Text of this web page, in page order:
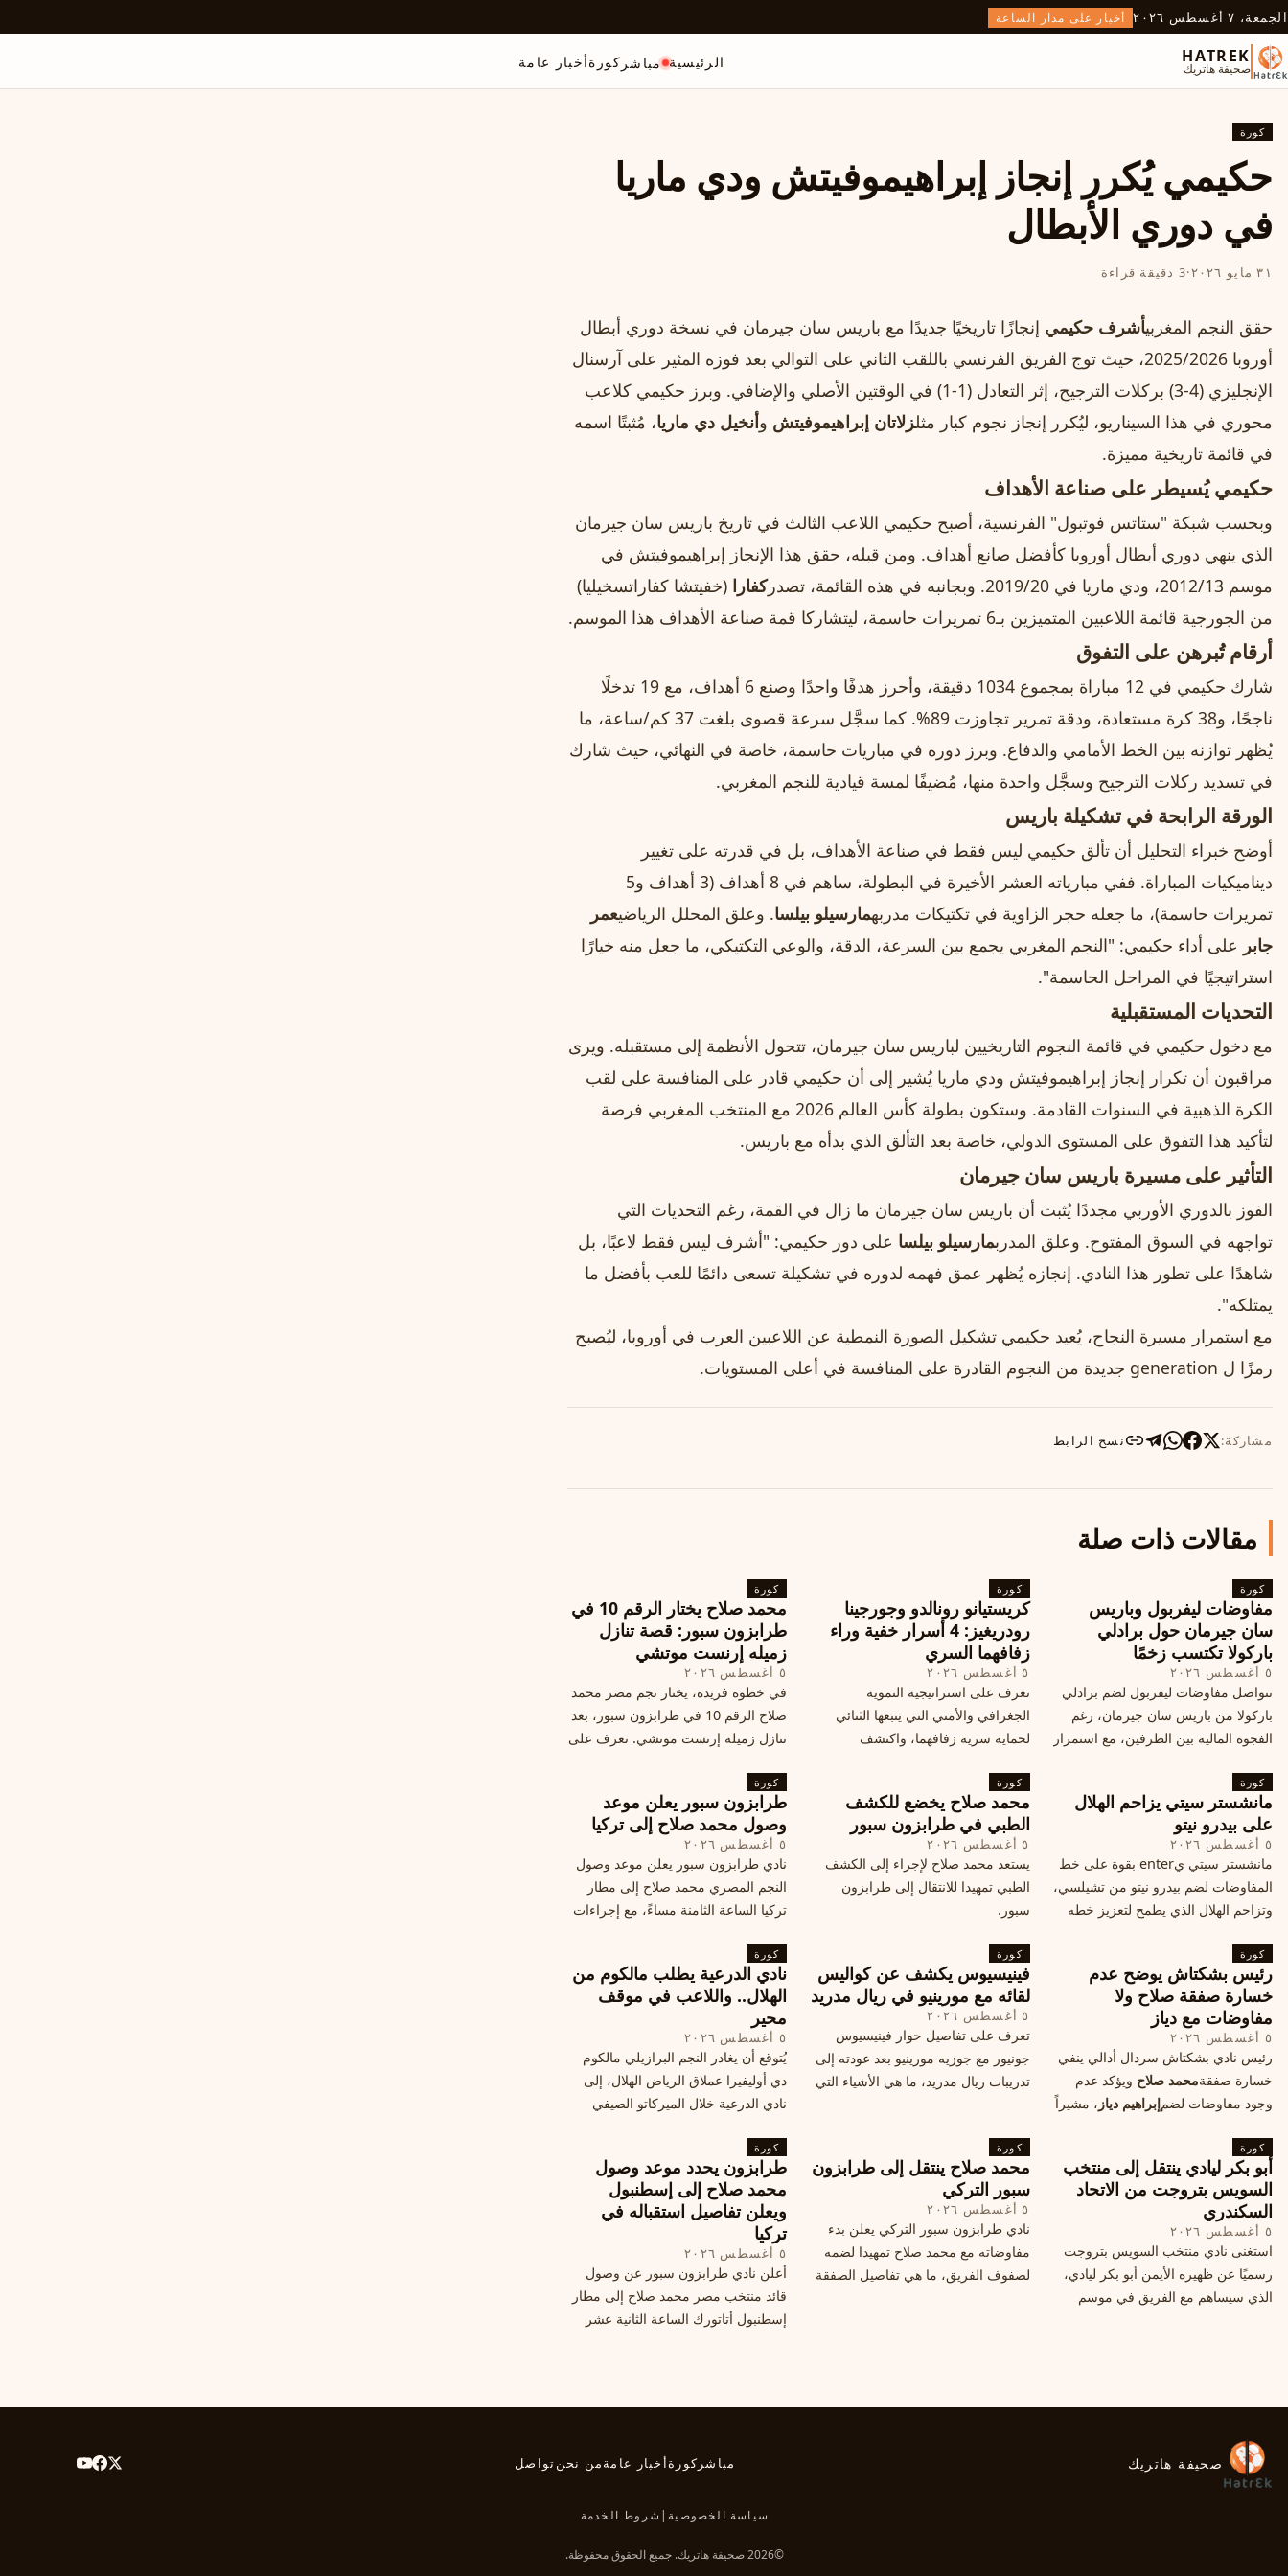
الجمعة، ٧ أغسطس ٢٠٢٦ أخبار على مدار الساعة
HATREK
صحيفة هاتريك الرئيسية مباشر كورةأخبار عامة
كورة
حكيمي يُكرر إنجاز إبراهيموفيتش ودي ماريا
في دوري الأبطال
٣١ مايو ٢٠٢٦ ·3 دقيقة قراءة
حقق النجم المغربيأشرف حكيمي إنجازًا تاريخيًا جديدًا مع باريس سان جيرمان في نسخة دوري أبطال
أوروبا 2025/2026، حيث توج الفريق الفرنسي باللقب الثاني على التوالي بعد فوزه المثير على آرسنال
الإنجليزي (4-3) بركلات الترجيح، إثر التعادل (1-1) في الوقتين الأصلي والإضافي. وبرز حكيمي كلاعب
محوري في هذا السيناريو، ليُكرر إنجاز نجوم كبار مثلزلاتان إبراهيموفيتش وأنخيل دي ماريا، مُثبتًا اسمه
في قائمة تاريخية مميزة.
حكيمي يُسيطر على صناعة الأهداف
وبحسب شبكة "ستاتس فوتبول" الفرنسية، أصبح حكيمي اللاعب الثالث في تاريخ باريس سان جيرمان
الذي ينهي دوري أبطال أوروبا كأفضل صانع أهداف. ومن قبله، حقق هذا الإنجاز إبراهيموفيتش في
موسم 2012/13، ودي ماريا في 2019/20. وبجانبه في هذه القائمة، تصدر
كفارا (خفيتشا كفاراتسخيليا)
من الجورجية قائمة اللاعبين المتميزين بـ6 تمريرات حاسمة، ليتشاركا قمة صناعة الأهداف هذا الموسم.
أرقام تُبرهن على التفوق
شارك حكيمي في 12 مباراة بمجموع 1034 دقيقة، وأحرز هدفًا واحدًا وصنع 6 أهداف، مع 19 تدخلًا
ناجحًا، و38 كرة مستعادة، ودقة تمرير تجاوزت 89%. كما سجَّل سرعة قصوى بلغت 37 كم/ساعة، ما
يُظهر توازنه بين الخط الأمامي والدفاع. وبرز دوره في مباريات حاسمة، خاصة في النهائي، حيث شارك
في تسديد ركلات الترجيح وسجَّل واحدة منها، مُضيفًا لمسة قيادية للنجم المغربي.
الورقة الرابحة في تشكيلة باريس
أوضح خبراء التحليل أن تألق حكيمي ليس فقط في صناعة الأهداف، بل في قدرته على تغيير
ديناميكيات المباراة. ففي مبارياته العشر الأخيرة في البطولة، ساهم في 8 أهداف (3 أهداف و5
تمريرات حاسمة)، ما جعله حجر الزاوية في تكتيكات مدربهمارسيلو بيلسا. وعلق المحلل الرياضيعمر
جابر على أداء حكيمي: "النجم المغربي يجمع بين السرعة، الدقة، والوعي التكتيكي، ما جعل منه خيارًا
استراتيجيًا في المراحل الحاسمة".
التحديات المستقبلية
مع دخول حكيمي في قائمة النجوم التاريخيين لباريس سان جيرمان، تتحول الأنظمة إلى مستقبله. ويرى
مراقبون أن تكرار إنجاز إبراهيموفيتش ودي ماريا يُشير إلى أن حكيمي قادر على المنافسة على لقب
الكرة الذهبية في السنوات القادمة. وستكون بطولة كأس العالم 2026 مع المنتخب المغربي فرصة
لتأكيد هذا التفوق على المستوى الدولي، خاصة بعد التألق الذي بدأه مع باريس.
التأثير على مسيرة باريس سان جيرمان
الفوز بالدوري الأوربي مجددًا يُثبت أن باريس سان جيرمان ما زال في القمة، رغم التحديات التي
تواجهه في السوق المفتوح. وعلق المدربمارسيلو بيلسا على دور حكيمي: "أشرف ليس فقط لاعبًا، بل
شاهدًا على تطور هذا النادي. إنجازه يُظهر عمق فهمه لدوره في تشكيلة تسعى دائمًا للعب بأفضل ما
يمتلكه".
مع استمرار مسيرة النجاح، يُعيد حكيمي تشكيل الصورة النمطية عن اللاعبين العرب في أوروبا، ليُصبح
رمزًا ل generation جديدة من النجوم القادرة على المنافسة في أعلى المستويات.
مشاركة: نسخ الرابط
مقالات ذات صلة
كورة
مفاوضات ليفربول وباريس
سان جيرمان حول برادلي
باركولا تكتسب زخمًا
٥ أغسطس ٢٠٢٦
تتواصل مفاوضات ليفربول لضم برادلي
باركولا من باريس سان جيرمان، رغم
الفجوة المالية بين الطرفين، مع استمرار
إغلاق سوق الانتقالات
كورة
كريستيانو رونالدو وجورجينا
رودريغيز: 4 أسرار خفية وراء
زفافهما السري
٥ أغسطس ٢٠٢٦
تعرف على استراتيجية التمويه
الجغرافي والأمني التي يتبعها الثنائي
لحماية سرية زفافهما، واكتشف
في البرتغال، واعرف ما هي الخطوات
القادمة في هذا الحدث العالمي
كورة
محمد صلاح يختار الرقم 10 في
طرابزون سبور: قصة تنازل
زميله إرنست موتشي
٥ أغسطس ٢٠٢٦
في خطوة فريدة، يختار نجم مصر محمد
صلاح الرقم 10 في طرابزون سبور، بعد
تنازل زميله إرنست موتشي. تعرف على
كورة
مانشستر سيتي يزاحم الهلال
على بيدرو نيتو
٥ أغسطس ٢٠٢٦
مانشستر سيتي يenter بقوة على خط
المفاوضات لضم بيدرو نيتو من تشيلسي،
وتزاحم الهلال الذي يطمح لتعزيز خطه
كورة
محمد صلاح يخضع للكشف
الطبي في طرابزون سبور
٥ أغسطس ٢٠٢٦
يستعد محمد صلاح لإجراء إلى الكشف
الطبي تمهيدا للانتقال إلى طرابزون
سبور.
كورة
طرابزون سبور يعلن موعد
وصول محمد صلاح إلى تركيا
٥ أغسطس ٢٠٢٦
نادي طرابزون سبور يعلن موعد وصول
النجم المصري محمد صلاح إلى مطار
تركيا الساعة الثامنة مساءً، مع إجراءات
جديد ومكافآت مالية.
كورة
رئيس بشكتاش يوضح عدم
خسارة صفقة صلاح ولا
مفاوضات مع دياز
٥ أغسطس ٢٠٢٦
رئيس نادي بشكتاش سردال أدالي ينفي
خسارة صفقةمحمد صلاح ويؤكد عدم
وجود مفاوضات لضمإبراهيم دياز ، مشيراً
محتملة أخرى.
كورة
فينيسيوس يكشف عن كواليس
لقائه مع مورينيو في ريال مدريد
٥ أغسطس ٢٠٢٦
تعرف على تفاصيل حوار فينيسيوس
جونيور مع جوزيه مورينيو بعد عودته إلى
تدريبات ريال مدريد، ما هي الأشياء التي
كورة
نادي الدرعية يطلب مالكوم من
الهلال.. واللاعب في موقف
محير
٥ أغسطس ٢٠٢٦
يُتوقع أن يغادر النجم البرازيلي مالكوم
دي أوليفيرا عملاق الرياض الهلال، إلى
نادي الدرعية خلال الميركاتو الصيفي
هذا الانتقال، وسط تقارير تفيد أن الهلال
يرحب بفراقته.
كورة
أبو بكر ليادي ينتقل إلى منتخب
السويس بتروجت من الاتحاد
السكندري
٥ أغسطس ٢٠٢٦
استغنى نادي منتخب السويس بتروجت
رسميًا عن ظهيره الأيمن أبو بكر ليادي،
الذي سيساهم مع الفريق في موسم
كورة
محمد صلاح ينتقل إلى طرابزون
سبور التركي
٥ أغسطس ٢٠٢٦
نادي طرابزون سبور التركي يعلن بدء
مفاوضاته مع محمد صلاح تمهيدا لضمه
لصفوف الفريق، ما هي تفاصيل الصفقة
كورة
طرابزون يحدد موعد وصول
محمد صلاح إلى إسطنبول
ويعلن تفاصيل استقباله في
تركيا
٥ أغسطس ٢٠٢٦
أعلن نادي طرابزون سبور عن وصول
قائد منتخب مصر محمد صلاح إلى مطار
إسطنبول أتاتورك الساعة الثانية عشر
التركية الكبرى.
صحيفة هاتريك مباشر كورةأخبار عامةمن نحنتواصل
سياسة الخصوصية | شروط الخدمة
©2026 صحيفة هاتريك. جميع الحقوق محفوظة.